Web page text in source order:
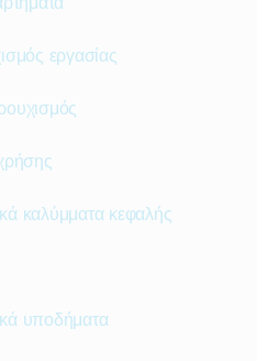
εργασίας
καλύμματα κεφαλής
υποδήματα